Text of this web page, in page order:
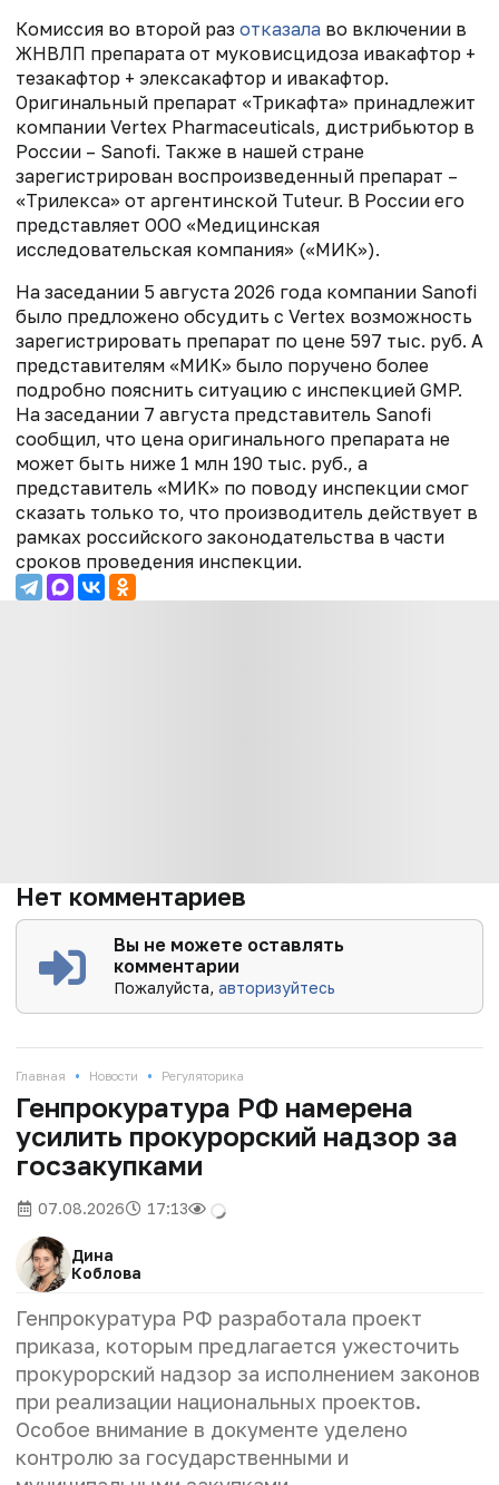
Комиссия во второй раз отказала во включении в
ЖНВЛП препарата от муковисцидоза ивакафтор +
тезакафтор + элексакафтор и ивакафтор.
Оригинальный препарат «Трикафта» принадлежит
компании Vertex Pharmaceuticals, дистрибьютор в
России – Sanofi. Также в нашей стране
зарегистрирован воспроизведенный препарат –
«Трилекса» от аргентинской Tuteur. В России его
представляет ООО «Медицинская
исследовательская компания» («МИК»).
На заседании 5 августа 2026 года компании Sanofi
было предложено обсудить с Vertex возможность
зарегистрировать препарат по цене 597 тыс. руб. А
представителям «МИК» было поручено более
подробно пояснить ситуацию с инспекцией GMP.
На заседании 7 августа представитель Sanofi
сообщил, что цена оригинального препарата не
может быть ниже 1 млн 190 тыс. руб., а
представитель «МИК» по поводу инспекции смог
сказать только то, что производитель действует в
рамках российского законодательства в части
сроков проведения инспекции.
Нет комментариев
Вы не можете оставлять
комментарии
Пожалуйста,авторизуйтесь
Главная • Новости • Регуляторика
Генпрокуратура РФ намерена
усилить прокурорский надзор за
госзакупками
07.08.2026 17:13
Дина
Коблова
Генпрокуратура РФ разработала проект
приказа, которым предлагается ужесточить
прокурорский надзор за исполнением законов
при реализации национальных проектов.
Особое внимание в документе уделено
контролю за государственными и